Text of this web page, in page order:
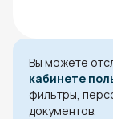
Вы можете
кабинете
фильтры,
документов.